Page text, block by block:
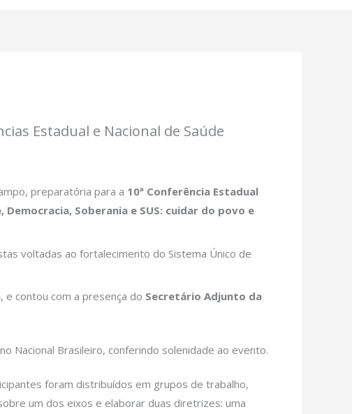
Estadual e Nacional de Saúde
preparatória para a 10ª Conferência Estadual
Democracia, Soberania e SUS: cuidar do povo e
voltadas ao fortalecimento do Sistema Único de
, e contou com a presença do Secretário Adjunto da
Nacional Brasileiro, conferindo solenidade ao evento.
foram distribuídos em grupos de trabalho,
um dos eixos e elaborar duas diretrizes: uma